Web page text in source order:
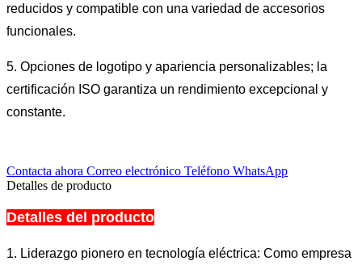
reducidos y compatible con una variedad de accesorios
funcionales.
5. Opciones de logotipo y apariencia personalizables; la
certificación ISO garantiza un rendimiento excepcional y
constante.
Contacta ahora Correo electrónico Teléfono WhatsApp
Detalles de producto
Detalles del producto
1. Liderazgo pionero en tecnología eléctrica: Como empresa